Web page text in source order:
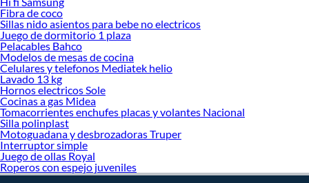
Fibra de coco
Sillas nido asientos para bebe no electricos
Juego de dormitorio 1 plaza
Pelacables Bahco
Modelos de mesas de cocina
Celulares y telefonos Mediatek helio
Lavado 13 kg
Hornos electricos Sole
Cocinas a gas Midea
Tomacorrientes enchufes placas y volantes Nacional
Silla polinplast
Motoguadana y desbrozadoras Truper
Interruptor simple
Juego de ollas Royal
Roperos con espejo juveniles